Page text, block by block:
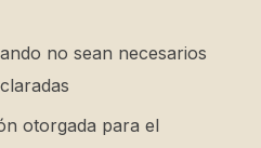
no sean necesarios
otorgada para el